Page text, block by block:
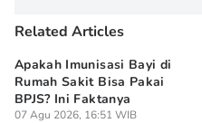
Related Articles
Apakah Imunisasi Bayi di
Rumah Sakit Bisa Pakai
BPJS? Ini Faktanya
07 Agu 2026, 16:51 WIB